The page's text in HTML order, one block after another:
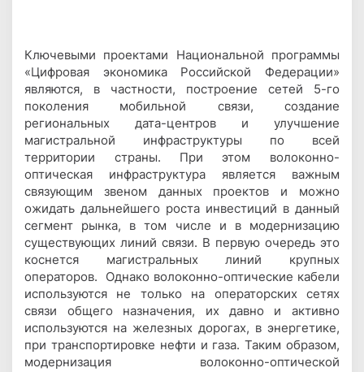
Ключевыми проектами Национальной программы
«Цифровая экономика Российской Федерации»
являются, в частности, построение сетей 5-го
поколения мобильной связи, создание
региональных дата-центров и улучшение
магистральной инфраструктуры по всей
территории страны. При этом волоконно-
оптическая инфраструктура является важным
связующим звеном данных проектов и можно
ожидать дальнейшего роста инвестиций в данный
сегмент рынка, в том числе и в модернизацию
существующих линий связи. В первую очередь это
коснется магистральных линий крупных
операторов. Однако волоконно-оптические кабели
используются не только на операторских сетях
связи общего назначения, их давно и активно
используются на железных дорогах, в энергетике,
при транспортировке нефти и газа. Таким образом,
модернизация волоконно-оптической